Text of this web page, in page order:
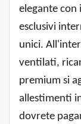
elegante con
esclusivi
unici.
ventilati,
premium si
allestimenti
dovrete